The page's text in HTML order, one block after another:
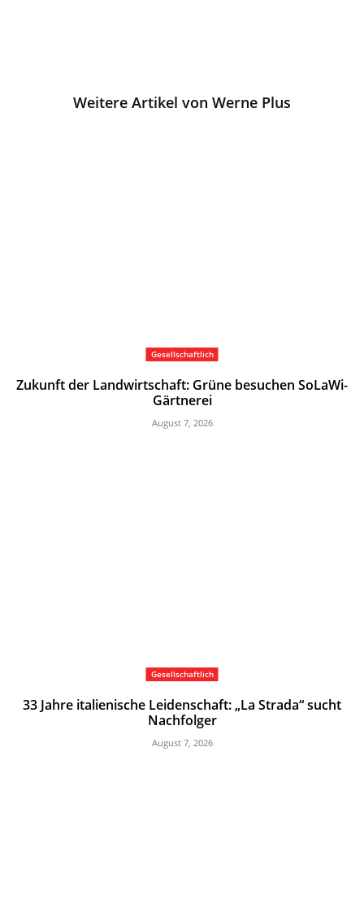
Weitere Artikel von Werne Plus
Gesellschaftlich
Zukunft der Landwirtschaft: Grüne besuchen SoLaWi-
Gärtnerei
August 7, 2026
Gesellschaftlich
33 Jahre italienische Leidenschaft: „La Strada“ sucht
Nachfolger
August 7, 2026